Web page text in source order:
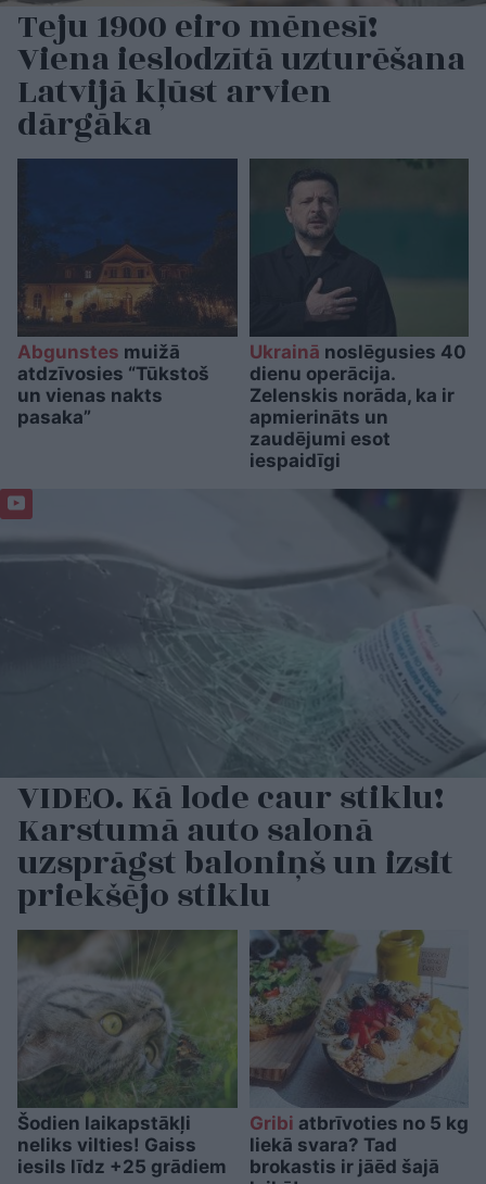
Teju 1900 eiro mēnesī!
Viena ieslodzītā uzturēšana
Latvijā kļūst arvien
dārgāka
Abgunstes muižā
atdzīvosies “Tūkstoš
un vienas nakts
pasaka”
Ukrainā noslēgusies 40
dienu operācija.
Zelenskis norāda, ka ir
apmierināts un
zaudējumi esot
iespaidīgi
VIDEO. Kā lode caur stiklu!
Karstumā auto salonā
uzsprāgst baloniņš un izsit
priekšējo stiklu
Šodien laikapstākļi
neliks vilties! Gaiss
iesils līdz +25 grādiem
Gribi atbrīvoties no 5 kg
liekā svara? Tad
brokastis ir jāēd šajā